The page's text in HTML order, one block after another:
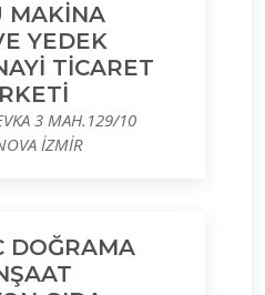
MAKİNA
YEDEK
TİCARET
3 MAH.129/10
İZMİR
DOĞRAMA